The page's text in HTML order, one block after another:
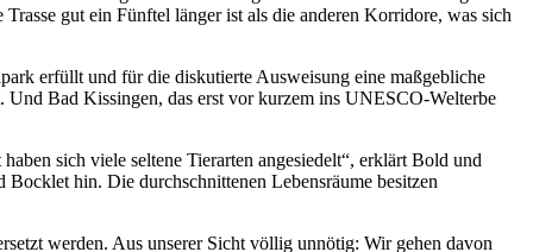
gut ein Fünftel länger ist als die anderen Korridore, was sich
erfüllt und für die diskutierte Ausweisung eine maßgebliche
Bad Kissingen, das erst vor kurzem ins UNESCO-Welterbe
sich viele seltene Tierarten angesiedelt“, erklärt Bold und
hin. Die durchschnittenen Lebensräume besitzen
werden. Aus unserer Sicht völlig unnötig: Wir gehen davon